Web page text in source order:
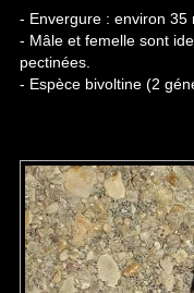
- Envergure : environ 35
- Mâle et femelle sont
pectinées.
- Espèce bivoltine (2